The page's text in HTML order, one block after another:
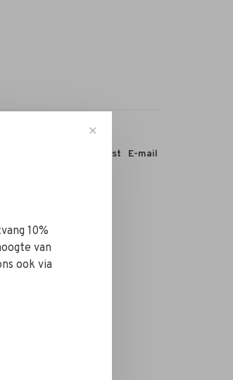
Pinterest E-mail
✕
10%
van
ook via